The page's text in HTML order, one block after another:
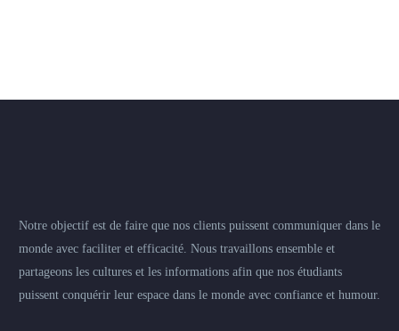
Notre objectif est de faire que nos clients puissent communiquer dans le
monde avec faciliter et efficacité. Nous travaillons ensemble et
partageons les cultures et les informations afin que nos étudiants
puissent conquérir leur espace dans le monde avec confiance et humour.